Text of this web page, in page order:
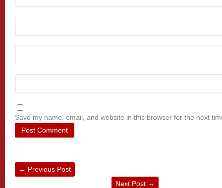
Save my name, email, and website in this browser for the next
← Previous Post
Next Post →